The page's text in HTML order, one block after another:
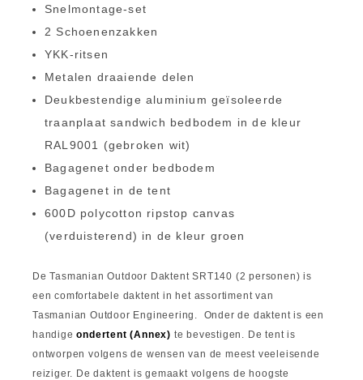
Snelmontage-set
2 Schoenenzakken
YKK-ritsen
Metalen draaiende delen
Deukbestendige aluminium geïsoleerde
traanplaat sandwich bedbodem in de kleur
RAL9001 (gebroken wit)
Bagagenet onder bedbodem
Bagagenet in de tent
600D polycotton ripstop canvas
(verduisterend) in de kleur groen
De Tasmanian Outdoor Daktent SRT140 (2 personen) is
een comfortabele daktent in het assortiment van
Tasmanian Outdoor Engineering. Onder de daktent is een
handigeondertent (Annex) te bevestigen. De tent is
ontworpen volgens de wensen van de meest veeleisende
reiziger. De daktent is gemaakt volgens de hoogste